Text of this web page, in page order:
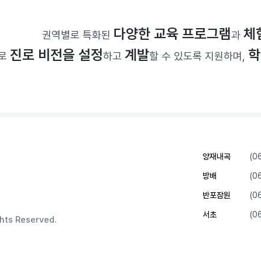
권역별로 특화된 다양한 교육 프로그램과 체
진로 비전을 설정하고 계발할 수 있도록 지원하며,
양재내곡
방배
반포잠원
서초
Reserved.